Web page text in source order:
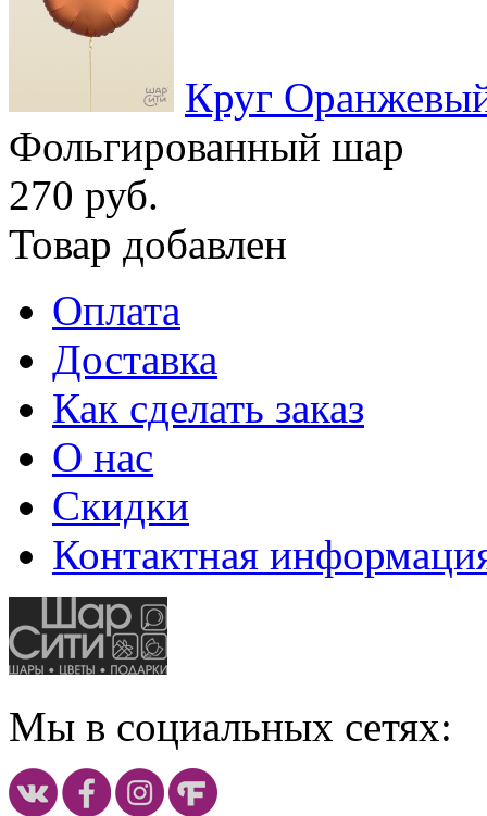
Круг
Фольгированный шар
270 руб.
Товар добавлен
Оплата
Доставка
Как сделать заказ
О нас
Скидки
Контактная
Мы в социальных сетях: